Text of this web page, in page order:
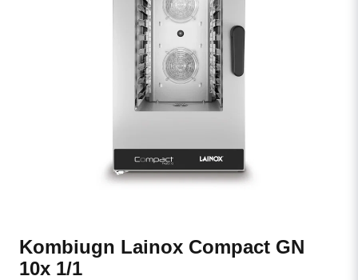
Kombiugn Lainox Compact GN
10x 1/1